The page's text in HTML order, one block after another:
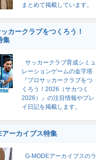
まとめて掲載しています。
ッカークラブをつくろう！
集
サッカークラブ育成シミュ
レーションゲームの金字塔
『プロサッカークラブをつ
くろう！2026（サカつく
2026）』の注目情報やプレ
イ日記を掲載します。
アーカイブス特集
G-MODEアーカイブスのラ